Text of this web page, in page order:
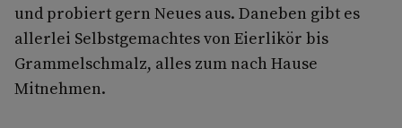
und probiert gern Neues aus. Daneben gibt es
allerlei Selbstgemachtes von Eierlikör bis
Grammelschmalz, alles zum nach Hause
Mitnehmen.